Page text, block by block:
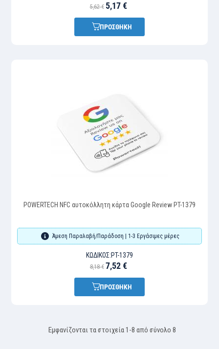
5,62 € 5,17 €
ΠΡΟΣΘΗΚΗ
POWERTECH NFC αυτοκόλλητη κάρτα Google Review PT-1379
Άμεση Παραλαβή/Παράδοση | 1-3 Εργάσιμες μέρες
ΚΩΔΙΚΌΣ:PT-1379
8,18 € 7,52 €
ΠΡΟΣΘΗΚΗ
Εμφανίζονται τα στοιχεία 1-8 από σύνολο 8